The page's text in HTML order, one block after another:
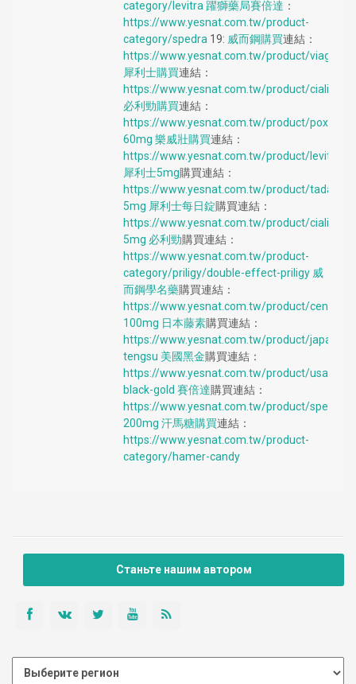
category/levitra 躍獅藥局賽倍達 ：
https://www.yesnat.com.tw/product-
category/spedra 19: 威而鋼購買連結：
https://www.yesnat.com.tw/product/viagra
犀利士購買連結：
https://www.yesnat.com.tw/product/cialis
必利勁購買連結：
https://www.yesnat.com.tw/product/poxet-
60mg 樂威壯購買連結：
https://www.yesnat.com.tw/product/levitra
犀利士5mg購買連結：
https://www.yesnat.com.tw/product/tadarise-
5mg 犀利士每日錠購買連結：
https://www.yesnat.com.tw/product/cialis-
5mg 必利勁購買連結：
https://www.yesnat.com.tw/product-
category/priligy/double-effect-priligy 威
而鋼學名藥購買連結：
https://www.yesnat.com.tw/product/
100mg 日本藤素購買連結：
https://www.yesnat.com.tw/product/japan-
tengsu 美國黑金購買連結：
https://www.yesnat.com.tw/product/usa-
black-gold 賽倍達購買連結：
https://www.yesnat.com.tw/product/spedra-
200mg 汗馬糖購買連結：
https://www.yesnat.com.tw/product-
category/hamer-candy
Станьте нашим автором